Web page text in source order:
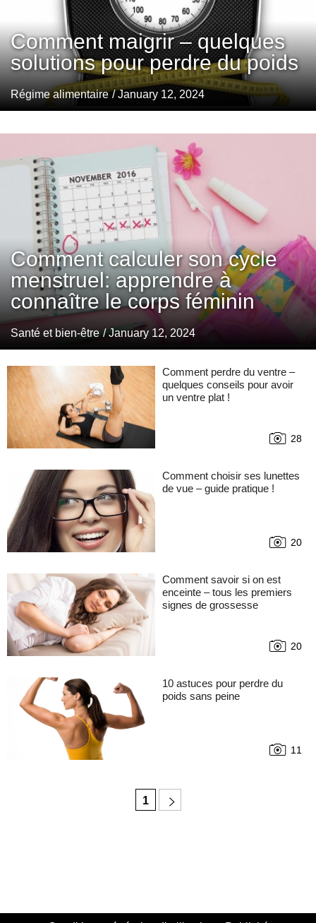
Comment maigrir – quelques
solutions pour perdre du poids
Régime alimentaire / January 12, 2024
Comment calculer son cycle
menstruel: apprendre à
connaître le corps féminin
Santé et bien-être / January 12, 2024
Comment perdre du ventre –
quelques conseils pour avoir
un ventre plat !
28
Comment choisir ses lunettes
de vue – guide pratique !
20
Comment savoir si on est
enceinte – tous les premiers
signes de grossesse
20
10 astuces pour perdre du
poids sans peine
11
1